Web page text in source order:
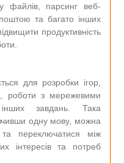
файлів, парсинг веб-
та багато інших
продуктивність
для розробки ігор,
роботи з мережевими
завдань. Така
одну мову, можна
переключатися між
інтересів та потреб